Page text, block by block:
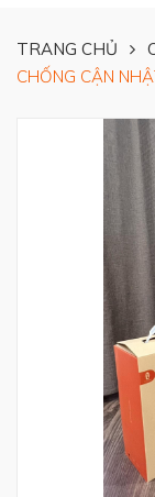
TRANG CHỦ
CHỐNG CẬN